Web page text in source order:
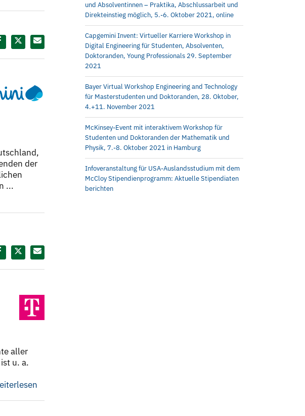
der
...
aller
u. a.
und Absolventinnen – Praktika, Abschlussarbeit und
Direkteinstieg möglich, 5.-6. Oktober 2021, online
Capgemini Invent: Virtueller Karriere Workshop in
Digital Engineering für Studenten, Absolventen,
Doktoranden, Young Professionals 29. September
2021
Bayer Virtual Workshop Engineering and Technology
für Masterstudenten und Doktoranden, 28. Oktober,
4.+11. November 2021
McKinsey-Event mit interaktivem Workshop für
Studenten und Doktoranden der Mathematik und
Physik, 7.-8. Oktober 2021 in Hamburg
Infoveranstaltung für USA-Auslandsstudium mit dem
McCloy Stipendienprogramm: Aktuelle Stipendiaten
berichten